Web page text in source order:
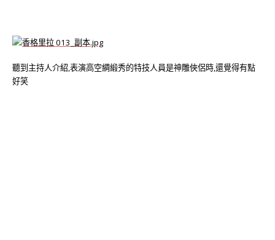
聽到主持人介紹,表演高空綢緞秀的特技人員是神雕俠侶時,還覺得有點
好笑